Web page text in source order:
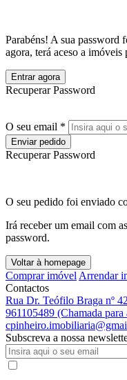
Parabéns! A sua password
agora, terá aceso a imóveis
Entrar agora
Recuperar Password
O seu email *
Enviar pedido
Recuperar Password
O seu pedido foi enviado
Irá receber um email com
password.
Voltar à homepage
Comprar imóvel Arrendar
Contactos
Rua Dr. Teófilo Braga nº
961105489 (Chamada
Subscreva a nossa